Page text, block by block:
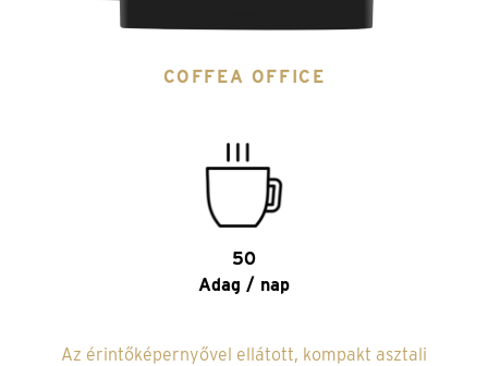
COFFEA OFFICE
50
Adag / nap
Az érintőképernyővel ellátott, kompakt asztali